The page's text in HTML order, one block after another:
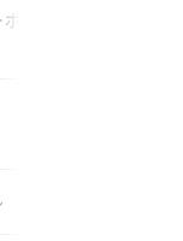
レー